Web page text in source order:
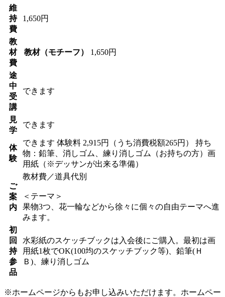
維
持
費
1,650円
教
材
費
教材（モチーフ） 1,650円
途
中
受
講
できます
見
学
できます
体
験
できます 体験料 2,915円（うち消費税額265円） 持ち
物：鉛筆、消しゴム、練り消しゴム（お持ちの方）画
用紙（※デッサンが出来る準備）
ご
案
内
教材費／道具代別
＜テーマ＞
果物3つ、花一輪などから徐々に個々の自由テーマへ進
みます。
初
回
持
参
品
水彩紙のスケッチブックは入会後にご購入。最初は画
用紙1枚でOK(100均のスケッチブック等)、鉛筆(Ｈ
Ｂ)、練り消しゴム
※ホームページからもお申し込みいただけます。ホームペー